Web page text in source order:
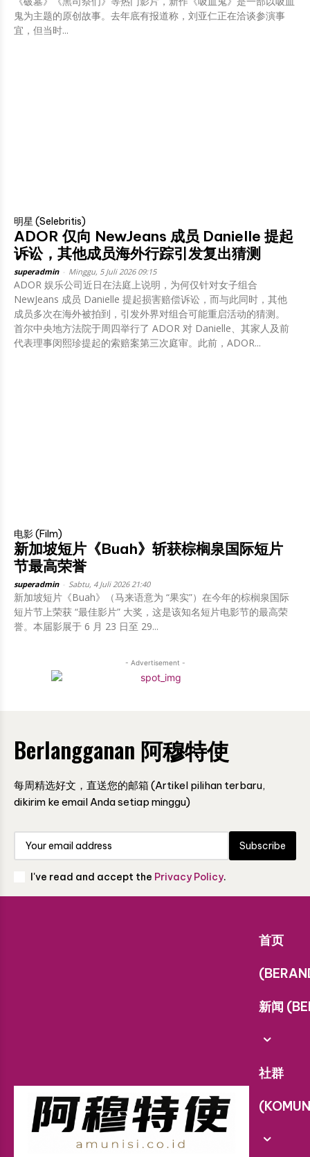
鬼为主题的原创故事。去年底有报道称，刘亚仁正在洽谈参演事
宜，但当时...
明星 (Selebritis)
ADOR 仅向 NewJeans 成员 Danielle 提起
诉讼，其他成员海外行踪引发复出猜测
superadmin Minggu, 5 Juli 2026 09:15
ADOR 娱乐公司近日在法庭上说明，为何仅针对女子组合
NewJeans 成员 Danielle 提起损害赔偿诉讼，而与此同时，其他
成员多次在海外被拍到，引发外界对组合可能重启活动的猜测。
首尔中央地方法院于周四举行了 ADOR 对 Danielle、其家人及前
代表理事闵熙珍提起的索赔案第三次庭审。此前，ADOR...
电影 (Film)
新加坡短片《Buah》斩获棕榈泉国际短片
节最高荣誉
superadmin Sabtu, 4 Juli 2026 21:40
新加坡短片《Buah》（马来语意为 “果实”）在今年的棕榈泉国际
短片节上荣获 “最佳影片” 大奖，这是该知名短片电影节的最高荣
誉。本届影展于 6 月 23 日至 29...
- Advertisement -
Berlangganan 阿穆特使
每周精选好文，直送您的邮箱 (Artikel pilihan terbaru,
dikirim ke email Anda setiap minggu)
Subscribe
I've read and accept the Privacy Policy.
首页
新闻
社群